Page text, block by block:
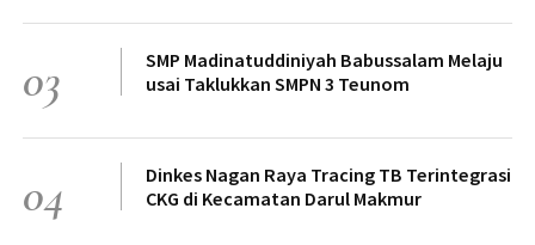
03
SMP Madinatuddiniyah Babussalam Melaju
usai Taklukkan SMPN 3 Teunom
04
Dinkes Nagan Raya Tracing TB Terintegrasi
CKG di Kecamatan Darul Makmur